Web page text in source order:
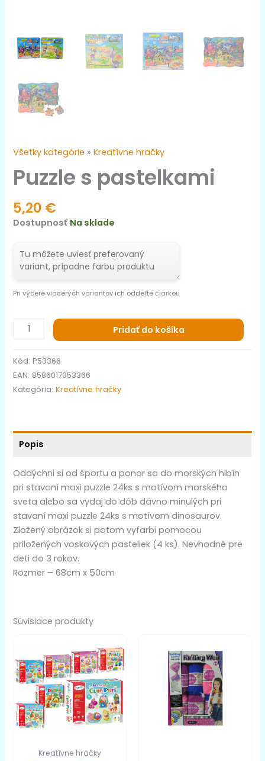
Všetky kategórie »Kreatívne hračky
Puzzle s pastelkami
5,20 €
Dostupnosť Na sklade
Pri výbere viacerých variantov ich oddeľte čiarkou
Pridať do košíka
Kód:P53366
EAN: 8586017053366
Kategória:Kreatívne hračky
Popis
Oddýchni si od športu a ponor sa do morských hlbín
pri stavaní maxi puzzle 24ks s motívom morského
sveta alebo sa vydaj do dôb dávno minulých pri
stavaní maxi puzzle 24ks s motívom dinosaurov.
Zložený obrázok si potom vyfarbi pomocou
priložených voskových pasteliek (4 ks). Nevhodné pre
deti do 3 rokov.
Rozmer – 68cm x 50cm
Súvisiace produkty
Kreatívne hračky